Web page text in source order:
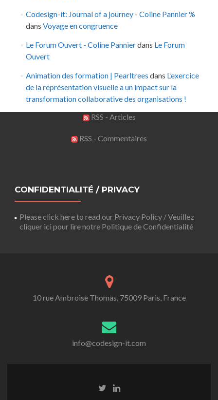
Codesign-it: Journal of a journey - Coline Pannier %
dans Voyage en congruence
Le Forum Ouvert - Coline Pannierdans Le Forum
Ouvert
Animation des formation | Pearltrees dans L’exercice
de la représentation visuelle a un impact sur la
transformation collaborative des organisations !
RSS - Articles
RSS - Commentaires
CONFIDENTIALITÉ / PRIVACY
Please click here to read our Privacy Policy / Veuillez
cliquer ici pour lire notre Politique de Confidentialité
10 rue Ambroise Thomas, 75009 Paris, France
info@codesign-it.com